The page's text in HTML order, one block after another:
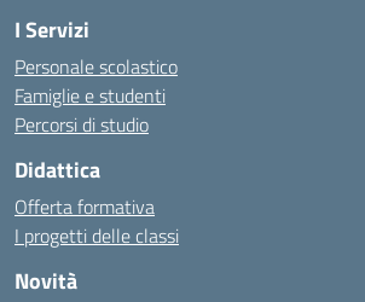
I Servizi
Personale scolastico
Famiglie e studenti
Percorsi di studio
Didattica
Offerta formativa
I progetti delle classi
Novità